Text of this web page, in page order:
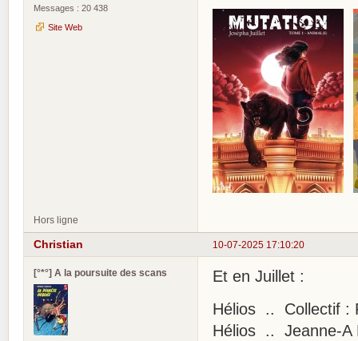
Messages : 20 438
Site Web
Hors ligne
10-07-2025 17:10:20
Christian
[°*°] A la poursuite des scans
Et en Juillet :
Hélios .. Collectif :
Hélios .. Jeanne-A